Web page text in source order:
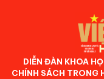
DIỄN ĐÀN KHOA
CHÍNH SÁCH TRONG